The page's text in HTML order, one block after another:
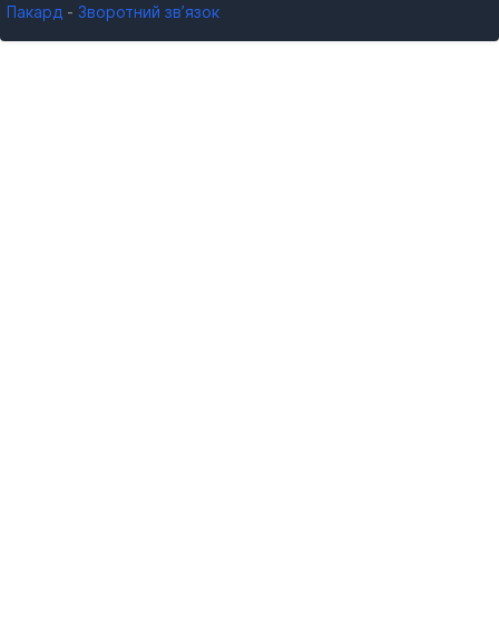
Пакард - Зворотний зв’язок